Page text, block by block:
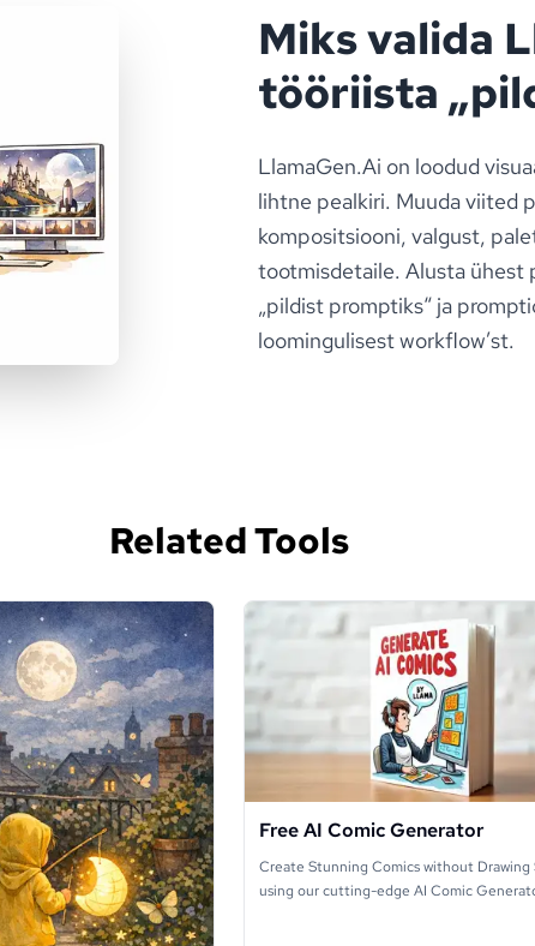
Miks valida
tööriista
LlamaGen.Ai on loodud
lihtne pealkiri. Muuda viited
kompositsiooni, valgust,
tootmisdetaile. Alusta ühest
„pildist promptiks“ ja
loomingulisest workflow’st.
Related Tools
Free AI Comic Generator
Create Stunning Comics without Drawing
using our cutting-edge AI Comic